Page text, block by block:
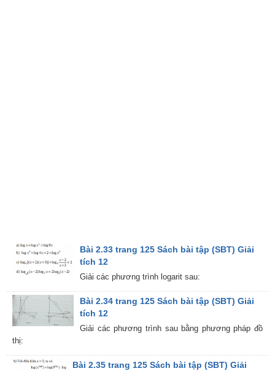
Bài 2.33 trang 125 Sách bài tập (SBT) Giải
tích 12
Giải các phương trình logarit sau:
Bài 2.34 trang 125 Sách bài tập (SBT) Giải
tích 12
Giải các phương trình sau bằng phương pháp đồ
thị:
Bài 2.35 trang 125 Sách bài tập (SBT) Giải